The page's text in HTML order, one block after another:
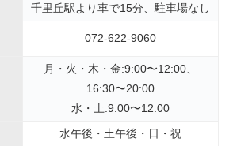
千里丘駅より車で15分、駐車場なし
072-622-9060
月・火・木・金:9:00〜12:00、
16:30〜20:00
水・土:9:00〜12:00
水午後・土午後・日・祝